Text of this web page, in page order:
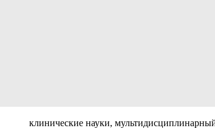
клинические науки,